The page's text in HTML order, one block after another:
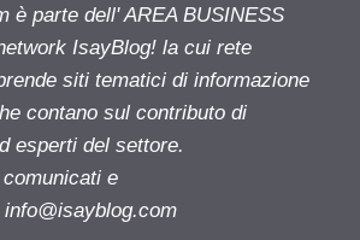
è parte dell' AREA BUSINESS
IsayBlog! la cui rete
siti tematici di informazione
contano sul contributo di
esperti del settore.
e
info@isayblog.com